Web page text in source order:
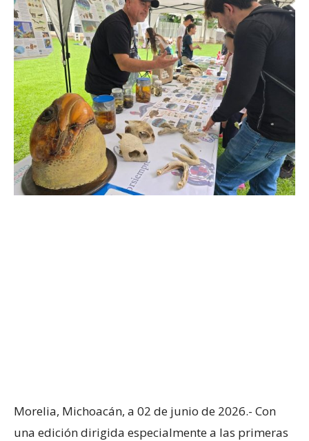
Morelia, Michoacán, a 02 de junio de 2026.- Con
una edición dirigida especialmente a las primeras